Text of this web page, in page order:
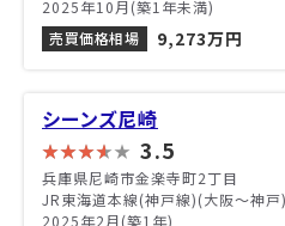
2025年10月(築1年未満)
売買価格相場
9,273万円
シーンズ尼崎
3.5
兵庫県尼崎市金楽寺町2丁目
JR東海道本線(神戸線)(大阪～神戸)
2025年2月(築1年)